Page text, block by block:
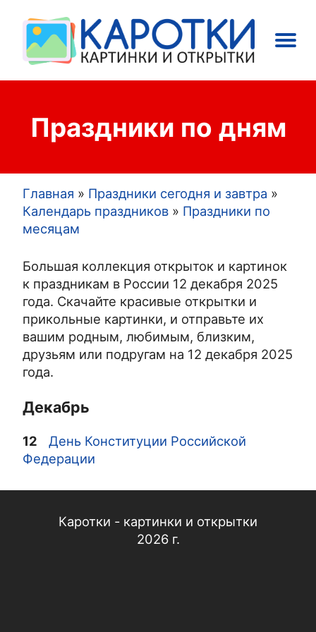
Main
Открытки
Праздники
Праздники по дням
Строка
навигации
Главная
Праздники сегодня и завтра
Календарь праздников
Праздники по
месяцам
Большая коллекция открыток и картинок
к праздникам в России 12 декабря 2025
года. Скачайте красивые открытки и
прикольные картинки, и отправьте их
вашим родным, любимым, близким,
друзьям или подругам на 12 декабря 2025
года.
Декабрь
12
День Конституции Российской
Федерации
Каротки - картинки и открытки
2026 г.